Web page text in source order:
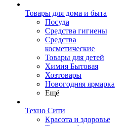
Товары для дома и быта
Посуда
Средства гигиены
Средства
косметические
Товары для детей
Химия Бытовая
Хозтовары
Новогодняя ярмарка
Ещё
Техно Сити
Красота и здоровье